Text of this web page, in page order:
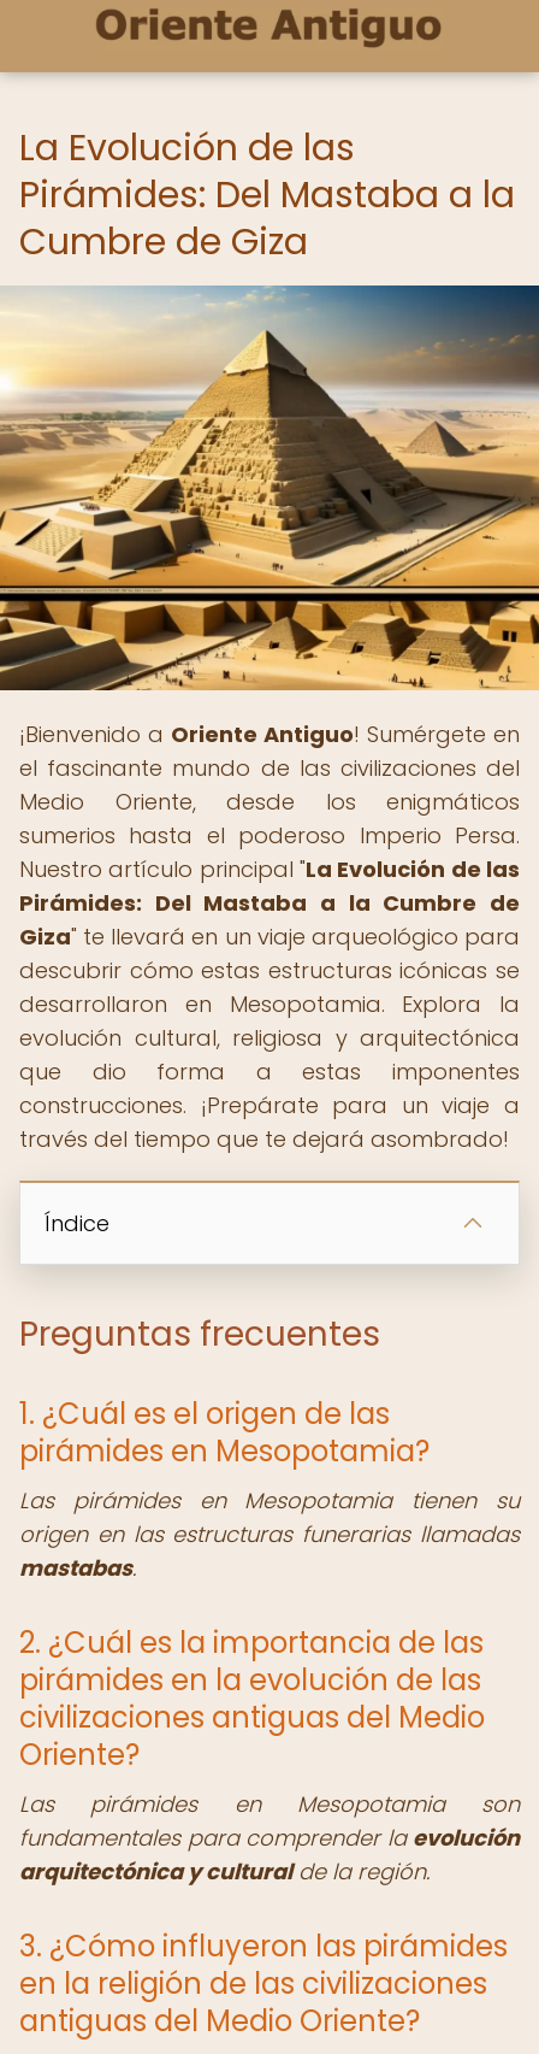
La Evolución de las
Pirámides: Del Mastaba a la
Cumbre de Giza
¡Bienvenido a Oriente Antiguo! Sumérgete en
el fascinante mundo de las civilizaciones del
Medio Oriente, desde los enigmáticos
sumerios hasta el poderoso Imperio Persa.
Nuestro artículo principal "La Evolución de las
Pirámides: Del Mastaba a la Cumbre de
Giza" te llevará en un viaje arqueológico para
descubrir cómo estas estructuras icónicas se
desarrollaron en Mesopotamia. Explora la
evolución cultural, religiosa y arquitectónica
que dio forma a estas imponentes
construcciones. ¡Prepárate para un viaje a
través del tiempo que te dejará asombrado!
Índice
Preguntas frecuentes
1. ¿Cuál es el origen de las
pirámides en Mesopotamia?
Las pirámides en Mesopotamia tienen su
origen en las estructuras funerarias llamadas
mastabas.
2. ¿Cuál es la importancia de las
pirámides en la evolución de las
civilizaciones antiguas del Medio
Oriente?
Las pirámides en Mesopotamia son
fundamentales para comprender la evolución
arquitectónica y culturalde la región.
3. ¿Cómo influyeron las pirámides
en la religión de las civilizaciones
antiguas del Medio Oriente?